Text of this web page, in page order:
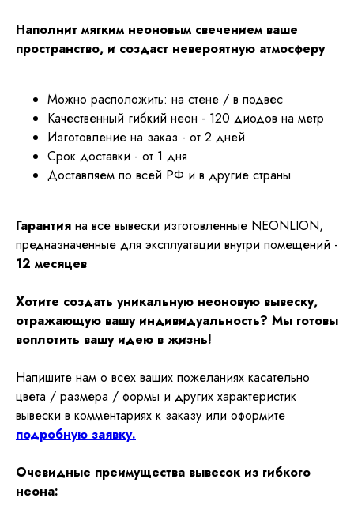
Наполнит мягким неоновым свечением ваше
пространство, и создаст невероятную атмосферу
Можно расположить: на стене / в подвес
Качественный гибкий неон - 120 диодов на метр
Изготовление на заказ - от 2 дней
Срок доставки - от 1 дня
Доставляем по всей РФ и в другие страны
Гарантия на все вывески изготовленные NEONLION,
предназначенные для эксплуатации внутри помещений -
12 месяцев
Хотите создать уникальную неоновую вывеску,
отражающую вашу индивидуальность? Мы готовы
воплотить вашу идею в жизнь!
Напишите нам о всех ваших пожеланиях касательно
цвета / размера / формы и других характеристик
вывески в комментариях к заказу или оформите
подробную заявку.
Очевидные преимущества вывесок из гибкого
неона: